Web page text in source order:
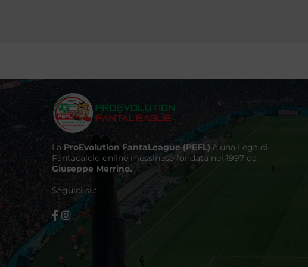
La ProEvolution FantaLeague (PEFL) è una Lega di
Fantacalcio online messinese fondata nel 1997 da
Giuseppe Merrino.
Seguici su: